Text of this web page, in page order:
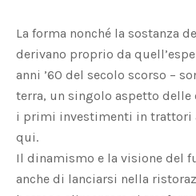
La forma nonché la sostanza
derivano proprio da
anni ’60 del secolo scorso –
terra, un singolo aspetto
i primi investimenti in trattori
qui.
Il dinamismo e la visione del
anche di lanciarsi nella